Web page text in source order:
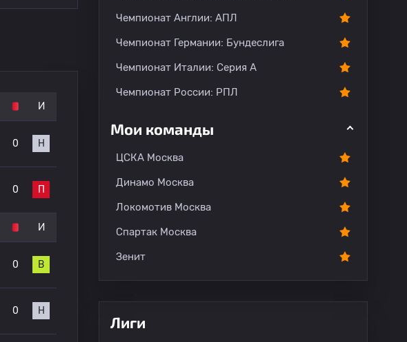
И
0 Н
0 П
И
0 В
0 Н
Чемпионат Англии: АПЛ
Чемпионат Германии: Бундеслига
Чемпионат Италии: Серия А
Чемпионат России: РПЛ
Мои команды
ЦСКА Москва
Динамо Москва
Локомотив Москва
Спартак Москва
Зенит
Лиги